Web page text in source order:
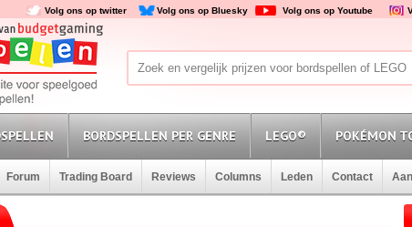
Volg ons op twitter Volg ons op Bluesky Volg ons op Youtube
BORDSPELLEN PER GENRE LEGO® POKÉMON
Forum Trading Board Reviews Columns Leden Contact